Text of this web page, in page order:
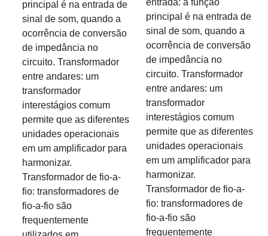
principal é na entrada de
sinal de som, quando a
ocorrência de conversão
de impedância no
circuito. Transformador
entre andares: um
transformador
interestágios comum
permite que as diferentes
unidades operacionais
em um amplificador para
harmonizar.
Transformador de fio-a-
fio: transformadores de
fio-a-fio são
frequentemente
entrada: a função
principal é na entrada de
sinal de som, quando a
ocorrência de conversão
de impedância no
circuito. Transformador
entre andares: um
transformador
interestágios comum
permite que as diferentes
unidades operacionais
em um amplificador para
harmonizar.
Transformador de fio-a-
fio: transformadores de
fio-a-fio são
frequentemente